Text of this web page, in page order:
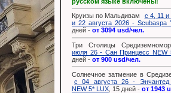
Круизы по Мальдивам
с 4, 11
и 22 августа 2026 - Scubaspa
дней - от 3094 usd/чел.
Три Столицы
июля 26 - Сан Принцесс NEW
дней - от 900 usd/чел.
Солнечное затмение в
с 04 августа 26 - Энчантед
NEW 5* LUX, 15 дней - от 1943